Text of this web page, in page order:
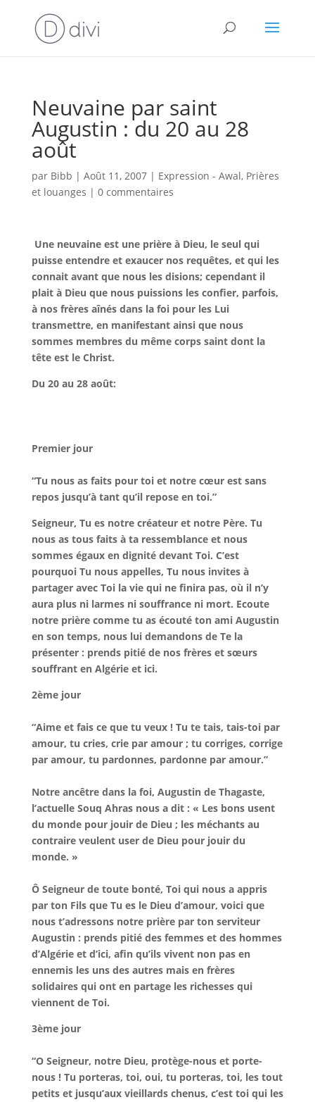
Neuvaine par saint
Augustin : du 20 au 28
août
par Bibb | Août 11, 2007| Expression - Awal, Prières
et louanges | 0 commentaires
Une neuvaine est une prière à Dieu, le seul qui
puisse entendre et exaucer nos requêtes, et qui les
connait avant que nous les disions; cependant il
plait à Dieu que nous puissions les confier, parfois,
à nos frères aînés dans la foi pour les Lui
transmettre, en manifestant ainsi que nous
sommes membres du même corps saint dont la
tête est le Christ.
Du 20 au 28 août:
Premier jour
“Tu nous as faits pour toi et notre cœur est sans
repos jusqu’à tant qu’il repose en toi.”
Seigneur, Tu es notre créateur et notre Père. Tu
nous as tous faits à ta ressemblance et nous
sommes égaux en dignité devant Toi. C’est
pourquoi Tu nous appelles, Tu nous invites à
partager avec Toi la vie qui ne finira pas, où il n’y
aura plus ni larmes ni souffrance ni mort. Ecoute
notre prière comme tu as écouté ton ami Augustin
en son temps, nous lui demandons de Te la
présenter : prends pitié de nos frères et sœurs
souffrant en Algérie et ici.
2ème jour
“Aime et fais ce que tu veux ! Tu te tais, tais-toi par
amour, tu cries, crie par amour ; tu corriges, corrige
par amour, tu pardonnes, pardonne par amour.”
Notre ancêtre dans la foi, Augustin de Thagaste,
l’actuelle Souq Ahras nous a dit : « Les bons usent
du monde pour jouir de Dieu ; les méchants au
contraire veulent user de Dieu pour jouir du
monde. »
Ô Seigneur de toute bonté, Toi qui nous a appris
par ton Fils que Tu es le Dieu d’amour, voici que
nous t’adressons notre prière par ton serviteur
Augustin : prends pitié des femmes et des hommes
d’Algérie et d’ici, afin qu’ils vivent non pas en
ennemis les uns des autres mais en frères
solidaires qui ont en partage les richesses qui
viennent de Toi.
3ème jour
“O Seigneur, notre Dieu, protège-nous et porte-
nous ! Tu porteras, toi, oui, tu porteras, toi, les tout
petits et jusqu’aux vieillards chenus, c’est toi qui les